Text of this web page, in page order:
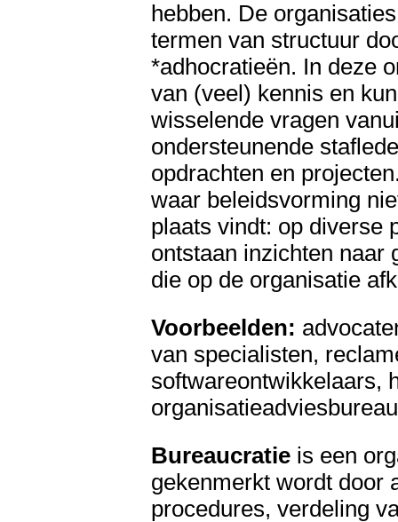
hebben. De
termen van structuur
*adhocratieën. In deze
van (veel) kennis en
wisselende vragen
ondersteunende
opdrachten en
waar beleidsvorming
plaats vindt: op diverse
ontstaan inzichten naar
die op de organisatie
Voorbeelden:
van specialisten,
softwareontwikkelaars,
Bureaucratie is een
gekenmerkt wordt door
procedures, verdeling